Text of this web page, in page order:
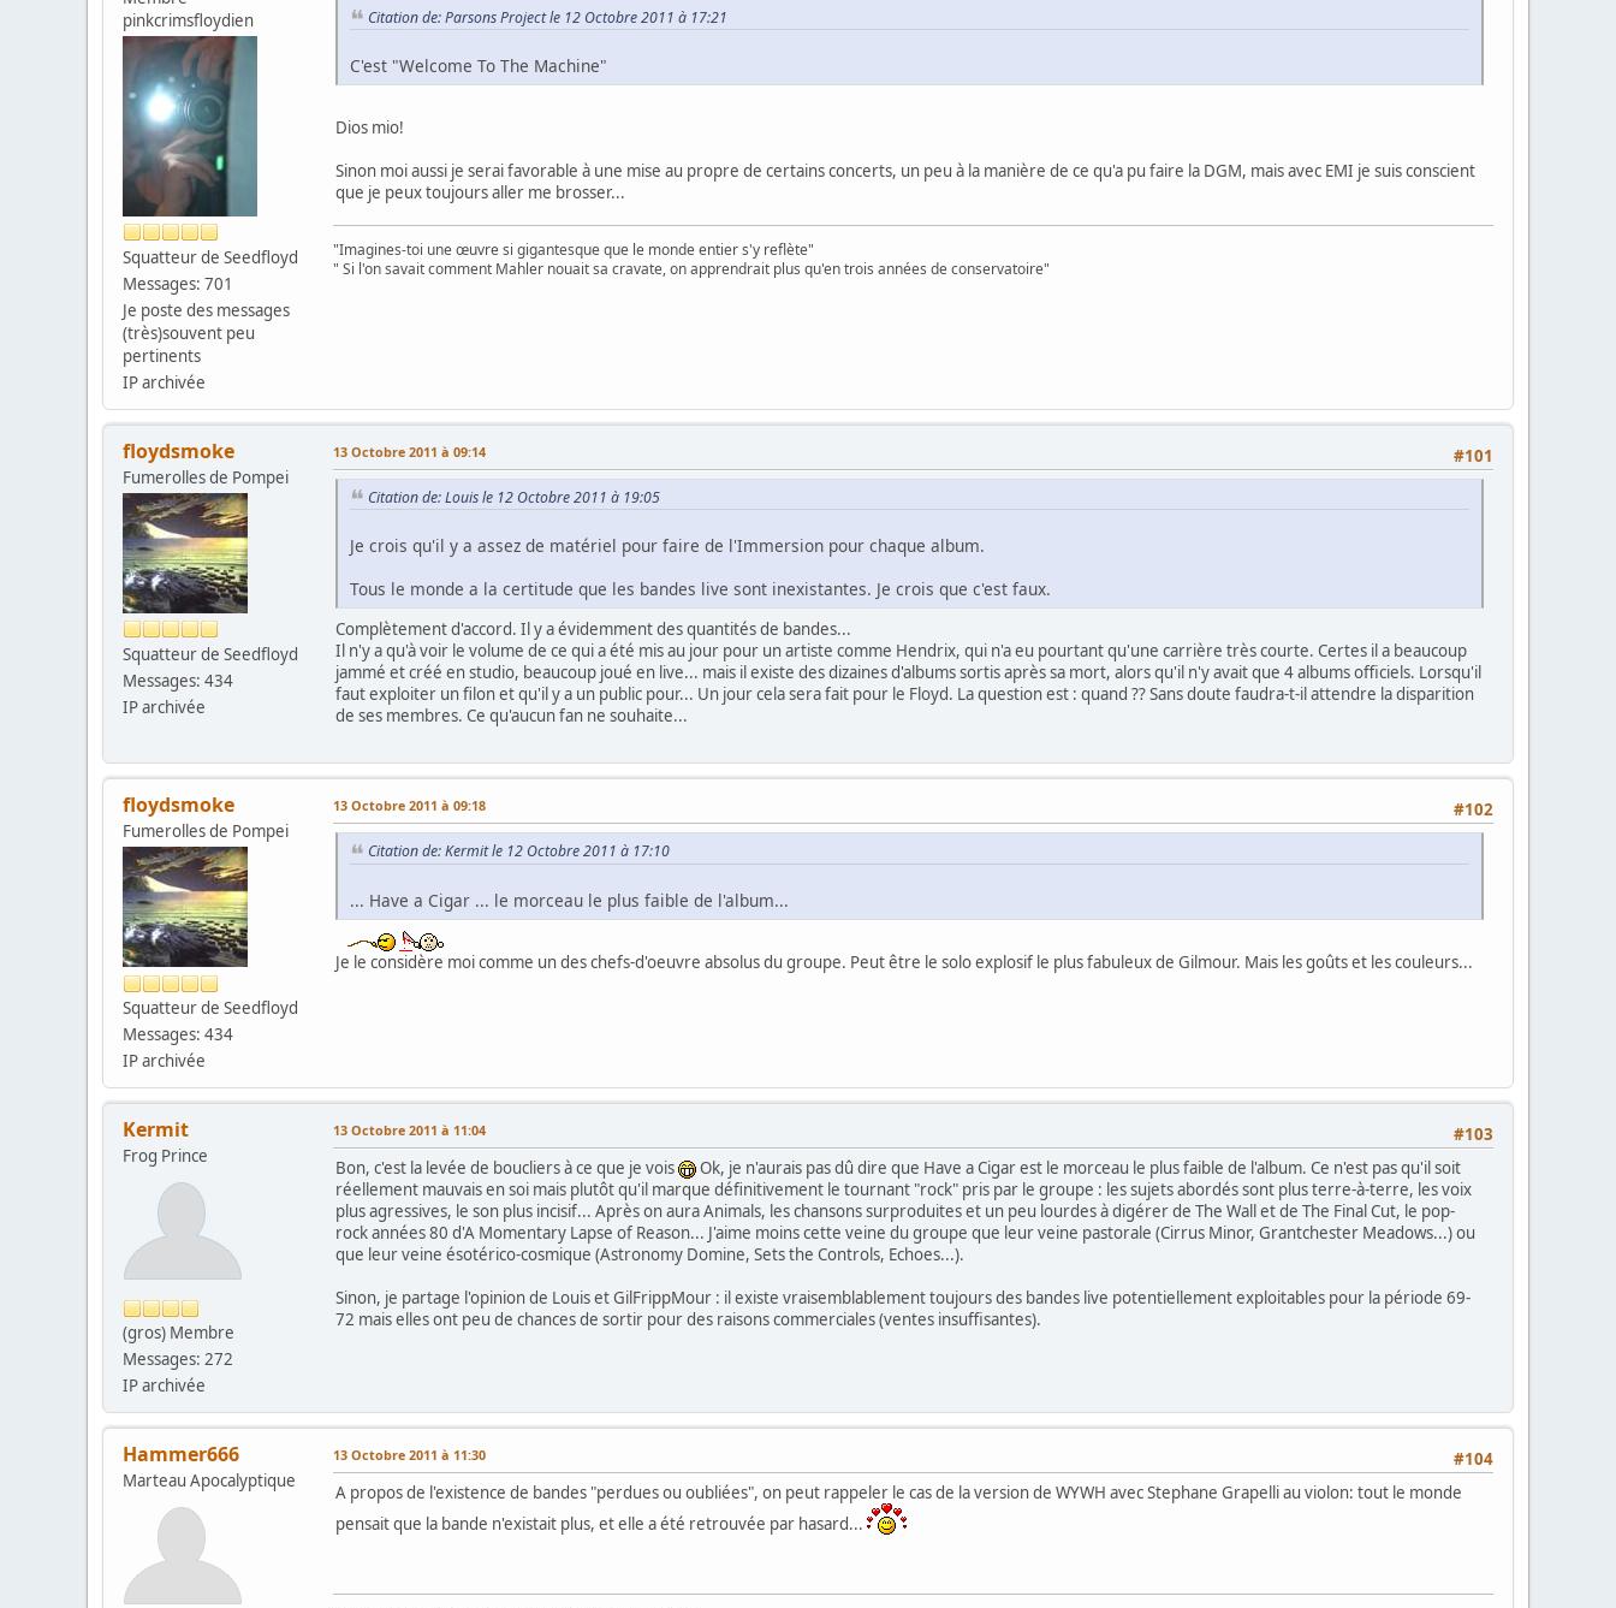
pinkcrimsfloydien
Squatteur de Seedfloyd
Messages: 701
Je poste des messages
(très)souvent peu
pertinents
IP archivée
Citation de: Parsons Project le 12 Octobre 2011 à 17:21
C'est "Welcome To The Machine"
Dios mio!
Sinon moi aussi je serai favorable à une mise au propre de certains concerts, un peu à la manière de ce qu'a pu faire la DGM, mais avec EMI je suis conscient
que je peux toujours aller me brosser...
"Imagines-toi une œuvre si gigantesque que le monde entier s'y reflète"
" Si l'on savait comment Mahler nouait sa cravate, on apprendrait plus qu'en trois années de conservatoire"
floydsmoke
Fumerolles de Pompei
Squatteur de Seedfloyd
Messages: 434
IP archivée
#101
13 Octobre 2011 à 09:14
Citation de: Louis le 12 Octobre 2011 à 19:05
Je crois qu'il y a assez de matériel pour faire de l'Immersion pour chaque album.
Tous le monde a la certitude que les bandes live sont inexistantes. Je crois que c'est faux.
Complètement d'accord. Il y a évidemment des quantités de bandes...
Il n'y a qu'à voir le volume de ce qui a été mis au jour pour un artiste comme Hendrix, qui n'a eu pourtant qu'une carrière très courte. Certes il a beaucoup
jammé et créé en studio, beaucoup joué en live... mais il existe des dizaines d'albums sortis après sa mort, alors qu'il n'y avait que 4 albums officiels. Lorsqu'il
faut exploiter un filon et qu'il y a un public pour... Un jour cela sera fait pour le Floyd. La question est : quand ?? Sans doute faudra-t-il attendre la disparition
de ses membres. Ce qu'aucun fan ne souhaite...
floydsmoke
Fumerolles de Pompei
Squatteur de Seedfloyd
Messages: 434
IP archivée
#102
13 Octobre 2011 à 09:18
Citation de: Kermit le 12 Octobre 2011 à 17:10
... Have a Cigar ... le morceau le plus faible de l'album...
Je le considère moi comme un des chefs-d'oeuvre absolus du groupe. Peut être le solo explosif le plus fabuleux de Gilmour. Mais les goûts et les couleurs...
Kermit
Frog Prince
(gros) Membre
Messages: 272
IP archivée
#103
13 Octobre 2011 à 11:04
Bon, c'est la levée de boucliers à ce que je vois
Ok, je n'aurais pas dû dire que Have a Cigar est le morceau le plus faible de l'album. Ce n'est pas qu'il soit
réellement mauvais en soi mais plutôt qu'il marque définitivement le tournant "rock" pris par le groupe : les sujets abordés sont plus terre-à-terre, les voix
plus agressives, le son plus incisif... Après on aura Animals, les chansons surproduites et un peu lourdes à digérer de The Wall et de The Final Cut, le pop-
rock années 80 d'A Momentary Lapse of Reason... J'aime moins cette veine du groupe que leur veine pastorale (Cirrus Minor, Grantchester Meadows...) ou
que leur veine ésotérico-cosmique (Astronomy Domine, Sets the Controls, Echoes...).
Sinon, je partage l'opinion de Louis et GilFrippMour : il existe vraisemblablement toujours des bandes live potentiellement exploitables pour la période 69-
72 mais elles ont peu de chances de sortir pour des raisons commerciales (ventes insuffisantes).
Hammer666
Marteau Apocalyptique
#104
13 Octobre 2011 à 11:30
A propos de l'existence de bandes "perdues ou oubliées", on peut rappeler le cas de la version de WYWH avec Stephane Grapelli au violon: tout le monde
pensait que la bande n'existait plus, et elle a été retrouvée par hasard...